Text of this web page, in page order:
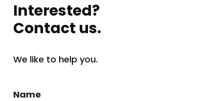
Interested?
Contact us.
We like to help you.
Name